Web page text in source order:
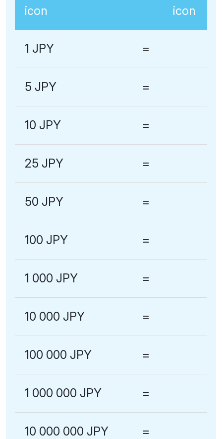
1 JPY =
5 JPY =
10 JPY =
25 JPY =
50 JPY =
100 JPY =
1 000 JPY =
10 000 JPY =
100 000 JPY =
1 000 000 JPY =
10 000 000 JPY =